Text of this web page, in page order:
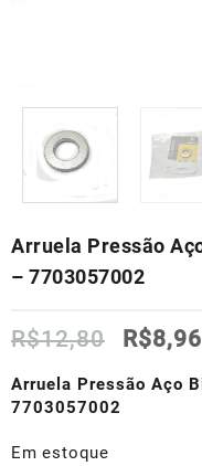
Arruela Pressão
– 7703057002
R$12,80
O
R$8,96
Arruela Pressão Aço
7703057002
Em estoque